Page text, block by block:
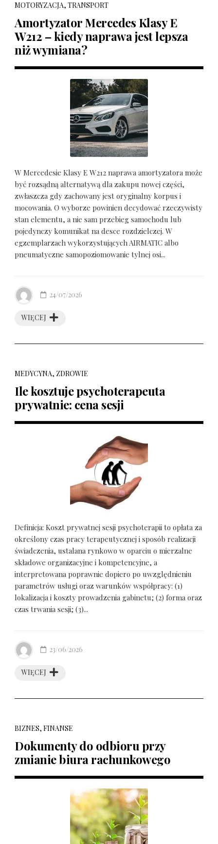
MOTORYZACJA, TRANSPORT
Amortyzator Mercedes Klasy E
W212 – kiedy naprawa jest lepsza
niż wymiana?
W Mercedesie Klasy E W212 naprawa amortyzatora może
być rozsądną alternatywą dla zakupu nowej części,
zwłaszcza gdy zachowany jest oryginalny korpus i
mocowania. O wyborze powinien decydować rzeczywisty
stan elementu, a nie sam przebieg samochodu lub
pojedynczy komunikat na desce rozdzielczej. W
egzemplarzach wykorzystujących AIRMATIC albo
pneumatyczne samopoziomowanie tylnej osi...
WIĘCEJ
24/07/2026
MEDYCYNA, ZDROWIE
Ile kosztuje psychoterapeuta
prywatnie: cena sesji
Definicja: Koszt prywatnej sesji psychoterapii to opłata za
określony czas pracy terapeutycznej i sposób realizacji
świadczenia, ustalana rynkowo w oparciu o mierzalne
składowe organizacyjne i kompetencyjne, a
interpretowana poprawnie dopiero po uwzględnieniu
parametrów usługi oraz warunków współpracy: (1)
lokalizacja i koszty prowadzenia gabinetu; (2) forma oraz
czas trwania sesji; (3)...
WIĘCEJ
23/06/2026
BIZNES, FINANSE
Dokumenty do odbioru przy
zmianie biura rachunkowego